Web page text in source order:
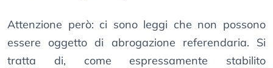
Attenzione però: ci sono leggi che non possono
essere oggetto di abrogazione referendaria. Si
tratta di, come espressamente stabilito